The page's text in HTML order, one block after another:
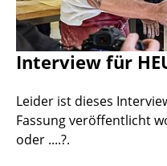
Interview für
Leider ist dieses
Fassung veröffentlicht
oder ....?.